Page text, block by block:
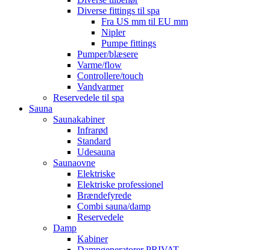
Diverse fittings til spa
Fra US mm til EU mm
Nipler
Pumpe fittings
Pumper/blæsere
Varme/flow
Controllere/touch
Vandvarmer
Reservedele til spa
Sauna
Saunakabiner
Infrarød
Standard
Udesauna
Saunaovne
Elektriske
Elektriske professionel
Brændefyrede
Combi sauna/damp
Reservedele
Damp
Kabiner